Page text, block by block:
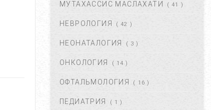
ХОМИЛАДОРЛИКДА БОЛА
БЕЛГИЛАРИ ВА
АВГ 17, 2017
БЎЛДИ. НИМА ҚИЛМОҚ
ОКТ 01, 2017
МУТАХАССИС МАСЛАХАТИ ( 41 )
НЕВРОЛОГИЯ ( 42 )
НЕОНАТАЛОГИЯ ( 3 )
ОНКОЛОГИЯ ( 14 )
ОФТАЛЬМОЛОГИЯ ( 16 )
ПЕДИАТРИЯ ( 1 )